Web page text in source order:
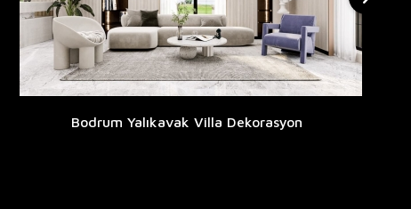
Bodrum Yalıkavak Villa Dekorasyon